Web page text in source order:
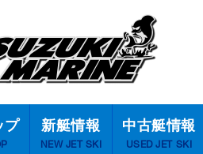
プ 新艇情報
NEW JET SKI
中古艇情報
USED JET SKI